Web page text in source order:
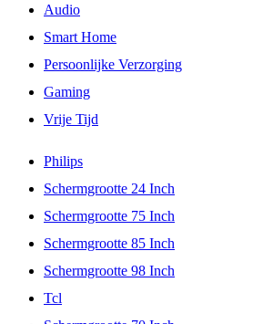
Audio
Smart Home
Persoonlijke Verzorging
Gaming
Vrije Tijd
Philips
Schermgrootte 24 Inch
Schermgrootte 75 Inch
Schermgrootte 85 Inch
Schermgrootte 98 Inch
Tcl